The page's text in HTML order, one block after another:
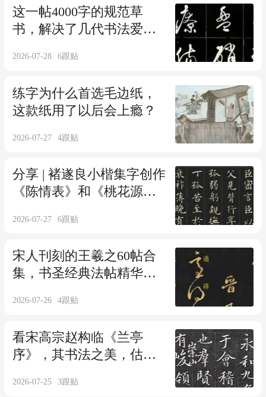
这一帖4000字的规范草
书，解决了几代书法爱好
2026-07-28 6跟贴
练字为什么首选毛边纸，
这款纸用了以后会上瘾？
2026-07-27 4跟贴
分享 | 褚遂良小楷集字创作
《陈情表》和《桃花源
2026-07-27 6跟贴
宋人刊刻的王羲之60帖合
集，书圣经典法帖精华内
得！
2026-07-26 4跟贴
看宋高宗赵构临《兰亭
序》，其书法之美，估计
吧！
2026-07-25 3跟贴